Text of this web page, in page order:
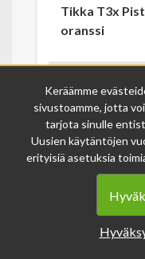
Tikka T3x
oranssi
19520
Keräämme
sivustoamme, jotta
tarjota sinulle
Uusien käytäntöjen
erityisiä asetuksia
joissakin
vaikka olisit
käytetään ainoastaan
Voit muuttaa